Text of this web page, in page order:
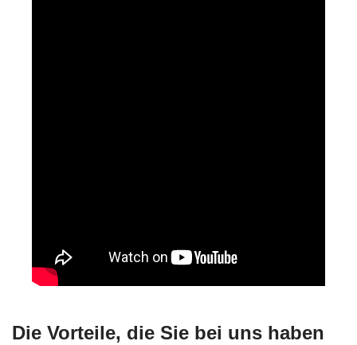
Die Vorteile, die Sie bei uns haben